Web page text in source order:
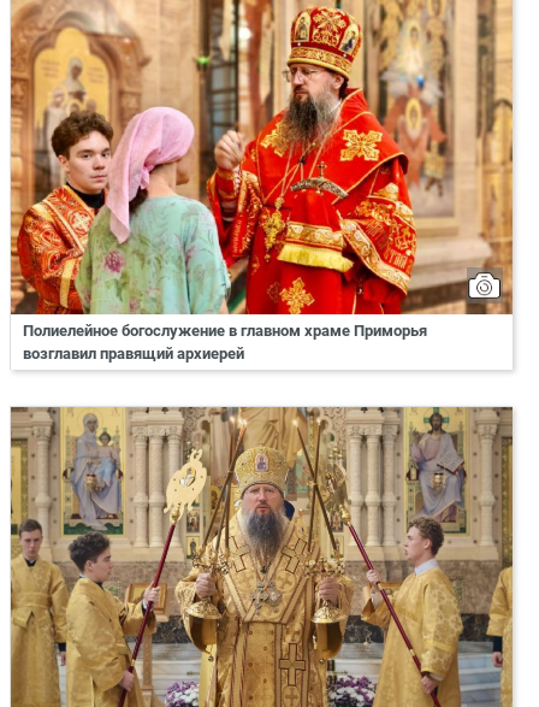
Полиелейное богослужение в главном храме Приморья
возглавил правящий архиерей